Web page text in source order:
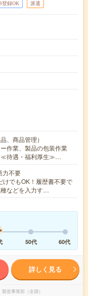
登録OK 派遣
、商品管理）
作業、製品の包装作業
≪待遇・福利厚生≫…
力不要
でもOK！履歴書不要で
などを入力す…
50代 60代
詳しく見る
造事業部（全国）